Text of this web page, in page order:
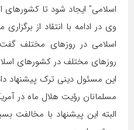
اسلامی” ایجاد شود تا کشورهای
وی در ادامه با انتقاد از
اسلامی در روزهای مختلف
روزهای مختلف در کشورهای
این مسئول دینی ترک پیشنهاد
مسلمانان رؤیت هلال ماه در
البته این پیشنهاد با مخالفت